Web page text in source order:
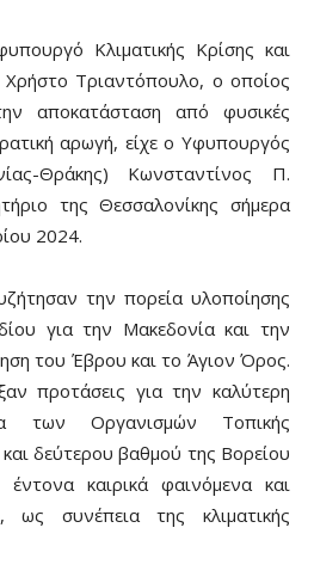
Κλιματικής Κρίσης και
Χρήστο Τριαντόπουλο, ο οποίος
αποκατάσταση από φυσικές
αρωγή, είχε ο Υφυπουργός
Θράκης) Κωνσταντίνος Π.
της Θεσσαλονίκης σήμερα
2024.
την πορεία υλοποίησης
για την Μακεδονία και την
του Έβρου και το Άγιον Όρος.
προτάσεις για την καλύτερη
των Οργανισμών Τοπικής
δεύτερου βαθμού της Βορείου
καιρικά φαινόμενα και
ως συνέπεια της κλιματικής